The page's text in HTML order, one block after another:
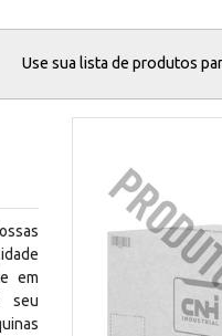
Use sua lista de produtos
em
seu